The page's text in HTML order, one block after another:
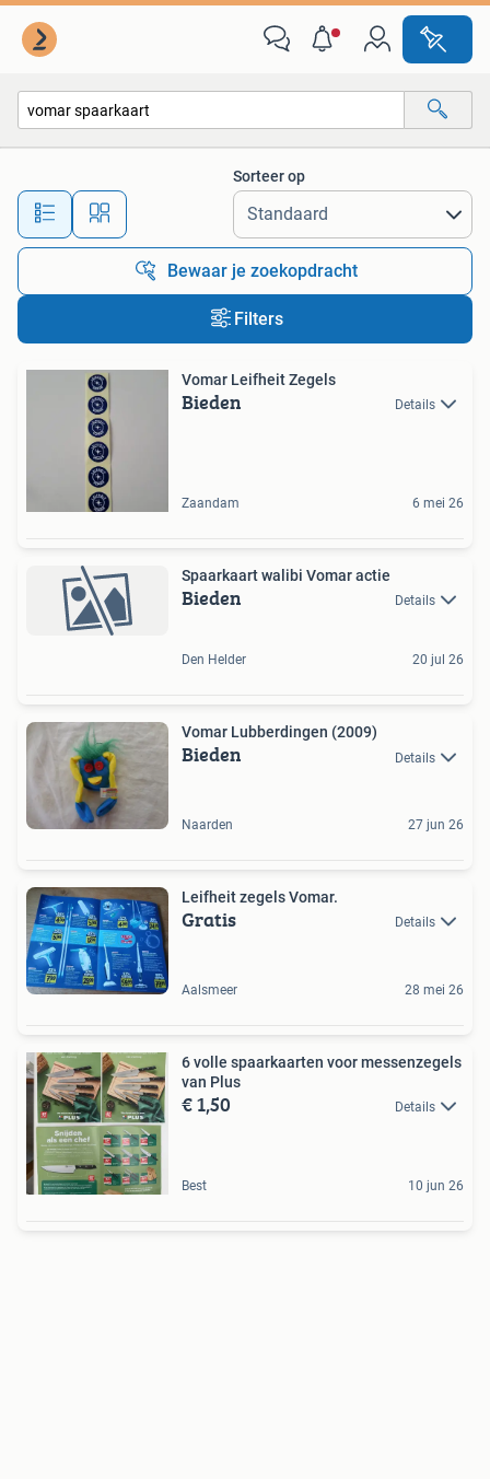
Alle afstanden…
Sorteer op
Bewaar je zoekopdracht
Filters
Vomar Leifheit Zegels
Bieden Details
Zaandam 6 mei 26
Spaarkaart walibi Vomar actie
Bieden Details
Den Helder 20 jul 26
Vomar Lubberdingen (2009)
Bieden Details
Naarden 27 jun 26
Leifheit zegels Vomar.
Gratis Details
Aalsmeer 28 mei 26
6 volle spaarkaarten voor messenzegels
van Plus
€ 1,50 Details
Best 10 jun 26